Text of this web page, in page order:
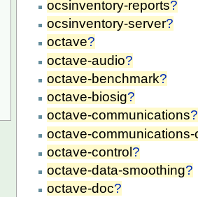
ocsinventory-reports?
ocsinventory-server?
octave?
octave-audio?
octave-benchmark?
octave-biosig?
octave-communications?
octave-
octave-control?
octave-data-smoothing?
octave-doc?